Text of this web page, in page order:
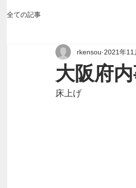
全ての記事
大阪府
rkensou 2021年11
床上げ